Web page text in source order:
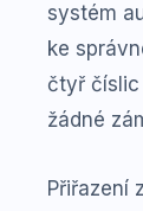
systém
ke
čtyř číslic
žádné
Přiřazení